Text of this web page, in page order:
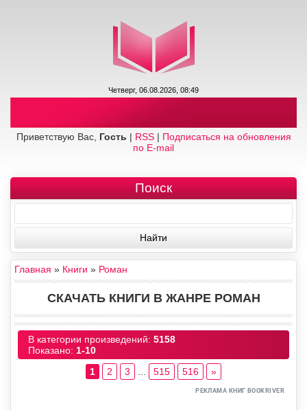
Четверг, 06.08.2026, 08:49
Приветствую Вас, Гость | RSS| Подписаться на обновления
по E-mail
Поиск
Главная » Книги » Роман
СКАЧАТЬ КНИГИ В ЖАНРЕ РОМАН
В категории произведений: 5158
Показано: 1-10
1
2 3 515 516 »